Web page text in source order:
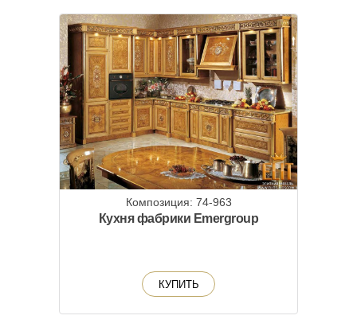
Композиция: 74-963
Кухня фабрики Emergroup
КУПИТЬ